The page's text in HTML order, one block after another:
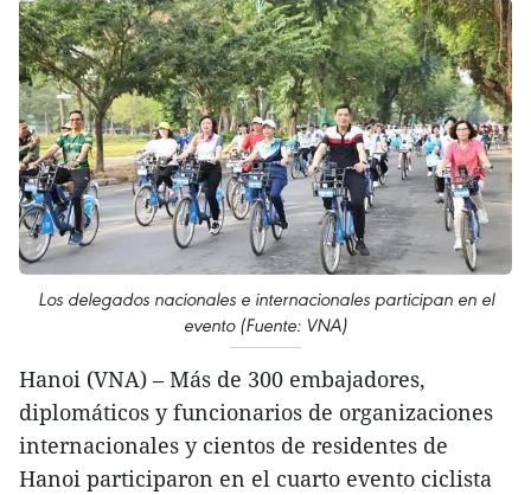
Los delegados nacionales e internacionales participan en el
evento (Fuente: VNA)
Hanoi (VNA) – Más de 300 embajadores,
diplomáticos y funcionarios de organizaciones
internacionales y cientos de residentes de
Hanoi participaron en el cuarto evento ciclista